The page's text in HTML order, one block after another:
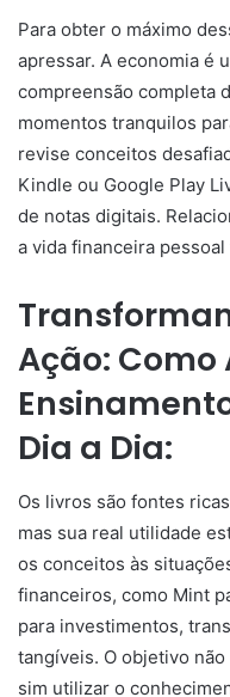
Para obter o máximo
apressar. A economia é
compreensão completa
momentos tranquilos
revise conceitos
Kindle ou Google Play
de notas digitais.
a vida financeira
Ação: Como
Dia a Dia:
Os livros são fontes
mas sua real utilidade
os conceitos às
financeiros, como Mint
para investimentos,
tangíveis. O objetivo
sim utilizar o